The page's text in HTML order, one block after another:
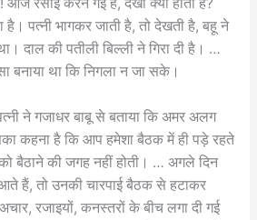
है। पत्नी भागकर जाती है, तो देखती है, बहू ने
दाल की पतीली बिल्ली ने गिरा दी है। …
बनाया था कि निगला न जा सके।
ने गजाधर बाबू से बताया कि अमर अलग
कहना है कि आप हमेशा बैठक में ही पड़े रहते
बैठाने की जगह नहीं होती। … अगले दिन
हैं, तो उनकी चारपाई बैठक से हटाकर
रजाइयों, कनस्तरों के बीच लगा दी गई